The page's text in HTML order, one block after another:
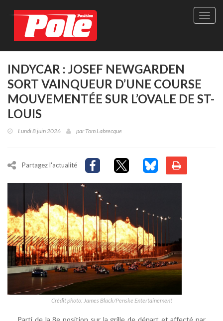
Site
seul
INDYCAR : JOSEF NEWGARDEN
SORT VAINQUEUR D’UNE COURSE
MOUVEMENTÉE SUR L’OVALE DE ST-
LOUIS
Lundi 8 juin 2026 par Tom Labrecque
Partagez l'actualité
Crédit photo: James Black/Penske Entertainement